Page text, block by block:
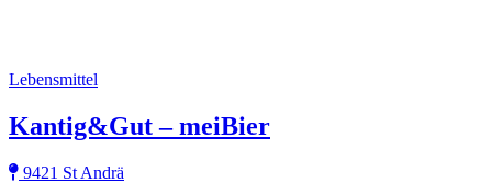
Lebensmittel
Kantig&Gut – meiBier
9421 St Andrä